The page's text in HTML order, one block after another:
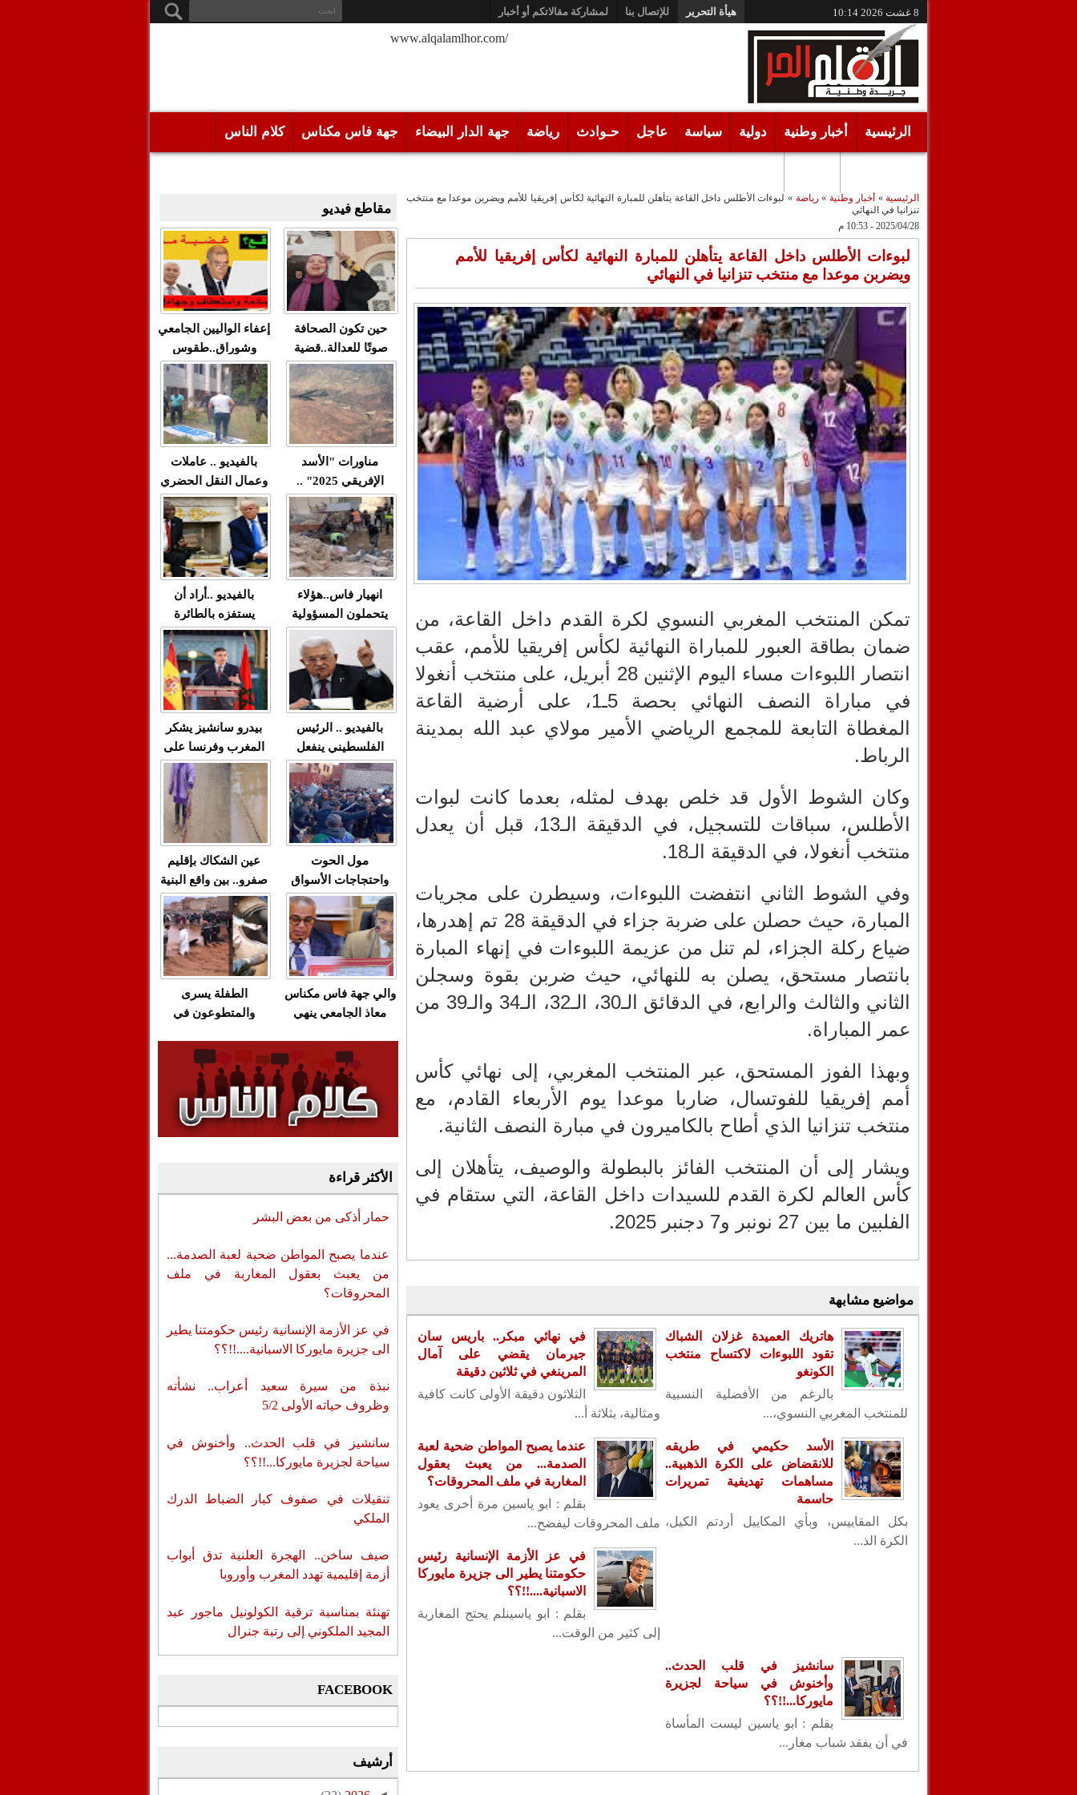
8 غشت 2026 10:14 هيأة التحرير للإتصال بنا لمشاركة مقالاتكم أو أخبار
/www.alqalamlhor.com
الرئيسية أخبار وطنية دولية سياسة عاجل حـوادث رياضة جهة الدار البيضاء جهة فاس مكناس كلام الناس
الرئيسية» أخبار وطنية » رياضة » لبوءات الأطلس داخل القاعة يتأهلن للمبارة النهائية لكأس إفريقيا للأمم ويضربن موعدا مع منتخب
تنزانيا في النهائي
2025/04/28 - 10:53 م
لبوءات الأطلس داخل القاعة يتأهلن للمبارة النهائية لكأس إفريقيا للأمم
ويضربن موعدا مع منتخب تنزانيا في النهائي
تمكن المنتخب المغربي النسوي لكرة القدم داخل القاعة، من
ضمان بطاقة العبور للمباراة النهائية لكأس إفريقيا للأمم، عقب
انتصار اللبوءات مساء اليوم الإثنين 28 أبريل، على منتخب أنغولا
في مباراة النصف النهائي بحصة 5ـ1، على أرضية القاعة
المغطاة التابعة للمجمع الرياضي الأمير مولاي عبد الله بمدينة
الرباط.
وكان الشوط الأول قد خلص بهدف لمثله، بعدما كانت لبوات
الأطلس، سباقات للتسجيل، في الدقيقة الـ13، قبل أن يعدل
منتخب أنغولا، في الدقيقة الـ18.
وفي الشوط الثاني انتفضت اللبوءات، وسيطرن على مجريات
المبارة، حيث حصلن على ضربة جزاء في الدقيقة 28 تم إهدرها،
ضياع ركلة الجزاء، لم تنل من عزيمة اللبوءات في إنهاء المبارة
بانتصار مستحق، يصلن به للنهائي، حيث ضربن بقوة وسجلن
الثاني والثالث والرابع، في الدقائق الـ30، الـ32، الـ34 والـ39 من
عمر المباراة.
وبهذا الفوز المستحق، عبر المنتخب المغربي، إلى نهائي كأس
أمم إفريقيا للفوتسال، ضاربا موعدا يوم الأربعاء القادم، مع
منتخب تنزانيا الذي أطاح بالكاميرون في مبارة النصف الثانية.
ويشار إلى أن المنتخب الفائز بالبطولة والوصيف، يتأهلان إلى
كأس العالم لكرة القدم للسيدات داخل القاعة، التي ستقام في
الفلبين ما بين 27 نونبر و7 دجنبر 2025.
مواضيع مشابهة
هاتريك العميدة غزلان الشباك
تقود اللبوءات لاكتساح منتخب
الكونغو
بالرغم من الأفضلية النسبية
للمنتخب المغربي النسوي،...
في نهائي مبكر.. باريس سان
جيرمان يقضي على آمال
المرينغي في ثلاثين دقيقة
الثلاثون دقيقة الأولى كانت كافية
ومثالية، بثلاثة أ...
الأسد حكيمي في طريقه
للانقضاض على الكرة الذهبية..
مساهمات تهديفية تمريرات
حاسمة
بكل المقاييس، وبأي المكاييل أردتم الكيل،
الكرة الذ...
عندما يصبح المواطن ضحية لعبة
الصدمة... من يعبث بعقول
المغاربة في ملف المحروقات؟
بقلم : ابو ياسين مرة أخرى يعود
ملف المحروقات ليفضح...
في عز الأزمة الإنسانية رئيس
حكومتنا يطير الى جزيرة مايوركا
الاسبانية....!!؟؟
بقلم : ابو ياسينلم يحتج المغاربة
إلى كثير من الوقت...
سانشيز في قلب الحدث..
وأخنوش في سياحة لجزيرة
مايوركا...!!؟؟
بقلم : ابو ياسين ليست المأساة
في أن يفقد شباب مغار...
مقاطع فيديو
حين تكون الصحافة
صوتًا للعدالة..قضية
"مولات 88 غرزة"
مثالا(فيديو)
متابعة حميد طولست
في زمن تزداد فيه
حالات العنف ضد
النساء ويغيب فيه أحيانًا
صدى العدالة في
ردهات الم...
إعفاء الواليين الجامعي
وشوراق..طقوس
صادمة وملتمس
"الوجهاء"؟/ صمت
وزارة الداخلية؟/أين
الوزير التوفيق؟(فيديو)
بالفيديو .. عاملات
وعمال النقل الحضري
بفاس يعبرون عن
ارتياحهم بعد إنهاء عقد
شركة "سيتي باص"
مناورات "الأسد
الإفريقي 2025" ..
شاهد القاذفة النووية
في تدريب مع ثماني
مقاتلات من نوع F-16
تابعة للقوات الجوية
الملكية المغربية
بالفيديو ..أراد أن
يستفزه بالطائرة
القطرية لكن ترامب
فضحه أمام العالم
بالحجة والدليل
انهيار فاس..هؤلاء
يتحملون المسؤولية
ومآسي العمارات
العشوائية مفتوحة
بيدرو سانشيز يشكر
المغرب وفرنسا على
استعادة الكهرباء عقب
انقطاعه في شبه
الجزيرة الإيبيرية
بالفيديو .. الرئيس
الفلسطيني ينفعل
ويهاجم حماس بألفاظ
قاسية على الهواء
عين الشكاك بإقليم
صفرو.. بين واقع البنية
التحتية المهترئة
والحملات الانتخابية
المبكرة(فيديو)
مول الحوت
واحتجاجات الأسواق
الأسبوعية/الاحتقان
الصامت والتراشق
بـ"الصناديق"/أخنوش
يرد بالصمت المريب
الطفلة يسرى
والمتطوعون في
وقنوات صرف صحي
تقتل والمحاسبة يجب
أن تطال المسؤولين
والي جهة فاس مكناس
معاذ الجامعي ينهي
والعمال مع شركة
سيتي باص + وثيقة
وفيديو
الأكثر قراءة
حمار أذكى من بعض البشر
عندما يصبح المواطن ضحية لعبة الصدمة...
من يعبث بعقول المغاربة في ملف
المحروقات؟
في عز الأزمة الإنسانية رئيس حكومتنا يطير
الى جزيرة مايوركا الاسبانية....!!؟؟
نبذة من سيرة سعيد أعراب.. نشأته
وظروف حياته الأولى 5/2
سانشيز في قلب الحدث.. وأخنوش في
سياحة لجزيرة مايوركا...!!؟؟
تنقيلات في صفوف كبار الضباط الدرك
الملكي
صيف ساخن.. الهجرة العلنية تدق أبواب
أزمة إقليمية تهدد المغرب وأوروبا
تهنئة بمناسبة ترقية الكولونيل ماجور عبد
المجيد الملكوني إلى رتبة جنرال
FACEBOOK
أرشيف